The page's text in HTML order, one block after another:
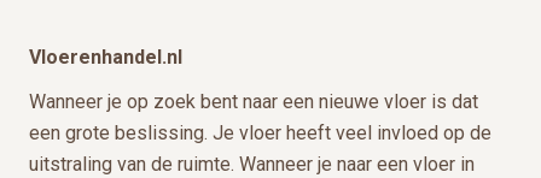
Vloerenhandel.nl
Wanneer je op zoek bent naar een nieuwe vloer is dat
een grote beslissing. Je vloer heeft veel invloed op de
uitstraling van de ruimte. Wanneer je naar een vloer in